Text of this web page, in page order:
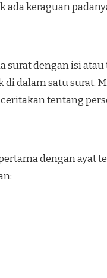
ada keraguan
surat dengan isi
di dalam satu surat.
tentang
dengan ayat